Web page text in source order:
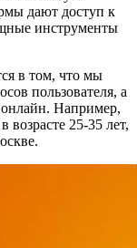
дают доступ к
инструменты
в том, что мы
пользователя, а
онлайн. Например,
25-35 лет,